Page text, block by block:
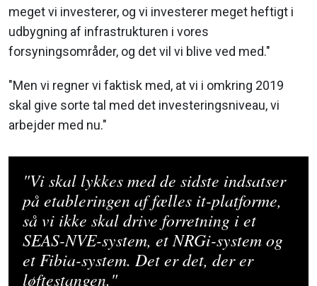
meget vi investerer, og vi investerer meget heftigt i
udbygning af infrastrukturen i vores
forsyningsområder, og det vil vi blive ved med."
"Men vi regner vi faktisk med, at vi i omkring 2019
skal give sorte tal med det investeringsniveau, vi
arbejder med nu."
"Vi skal lykkes med de sidste indsatser
på etableringen af fælles it-platforme,
så vi ikke skal drive forretning i et
SEAS-NVE-system, et NRGi-system og
et Fibia-system. Det er det, der er
løftestangen."